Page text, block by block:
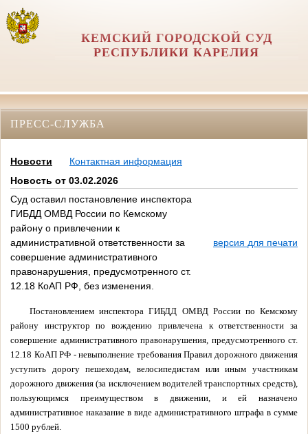
КЕМСКИЙ ГОРОДСКОЙ СУД
РЕСПУБЛИКИ КАРЕЛИЯ
ПРЕСС-СЛУЖБА
Новости
Контактная информация
Новость от 03.02.2026
Суд оставил постановление инспектора
ГИБДД ОМВД России по Кемскому
району о привлечении к
административной ответственности за
совершение административного
правонарушения, предусмотренного ст.
12.18 КоАП РФ, без изменения.
версия для печати
Постановлением инспектора ГИБДД ОМВД России по Кемскому
району инструктор по вождению привлечена к ответственности за
совершение административного правонарушения, предусмотренного ст.
12.18 КоАП РФ - невыполнение требования Правил дорожного движения
уступить дорогу пешеходам, велосипедистам или иным участникам
дорожного движения (за исключением водителей транспортных средств),
пользующимся преимуществом в движении, и ей назначено
административное наказание в виде административного штрафа в сумме
1500 рублей.